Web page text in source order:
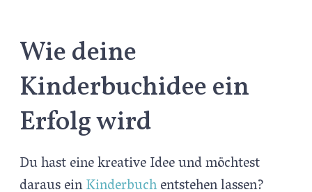
Wie deine
Kinderbuchidee ein
Erfolg wird
Du hast eine kreative Idee und möchtest
daraus einKinderbuchentstehen lassen?